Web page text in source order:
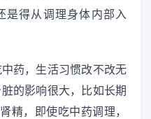
是得从调理身体内部入
药，生活习惯改不改无
的影响很大，比如长期
精，即使吃中药调理，